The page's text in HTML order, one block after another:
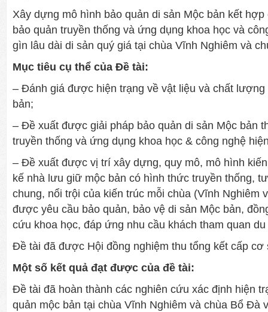
Xây dựng mô hình bảo quản di sản Mộc bản kết
bảo quản truyền thống và ứng dụng khoa học và
gìn lâu dài di sản quý giá tại chùa Vĩnh Nghiêm và
Mục tiêu cụ thể của Đề tài:
– Đánh giá được hiện trạng về vật liệu và chất lượng
bản;
– Đề xuất được giải pháp bảo quản di sản Mộc bản
truyền thống và ứng dụng khoa học & công nghệ
– Đề xuất được vị trí xây dựng, quy mô, mô hình
kế nhà lưu giữ mộc bản có hình thức truyền thống,
chung, nổi trội của kiến trúc mỗi chùa (Vĩnh Nghiêm
được yêu cầu bảo quản, bảo vệ di sản Mộc bản,
cứu khoa học, đáp ứng nhu cầu khách tham quan
Đề tài đã được Hội đồng nghiệm thu tổng kết cấp cơ
Một số kết quả đạt được của đề tài:
Đề tài đã hoàn thành các nghiên cứu xác định hiện
quản mộc bản tại chùa Vĩnh Nghiêm và chùa Bổ Đà